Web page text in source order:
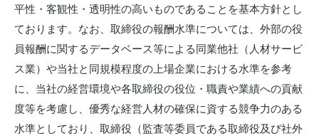
平性・客観性・透明性の高いものであることを基本方針とし
ております。なお、取締役の報酬水準については、外部の役
員報酬に関するデータベース等による同業他社（人材サービ
ス業）や当社と同規模程度の上場企業における水準を参考
に、当社の経営環境や各取締役の役位・職責や業績への貢献
度等を考慮し、優秀な経営人材の確保に資する競争力のある
水準としており、取締役（監査等委員である取締役及び社外